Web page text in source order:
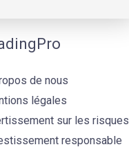
de nous
légales
sur les risques
responsable